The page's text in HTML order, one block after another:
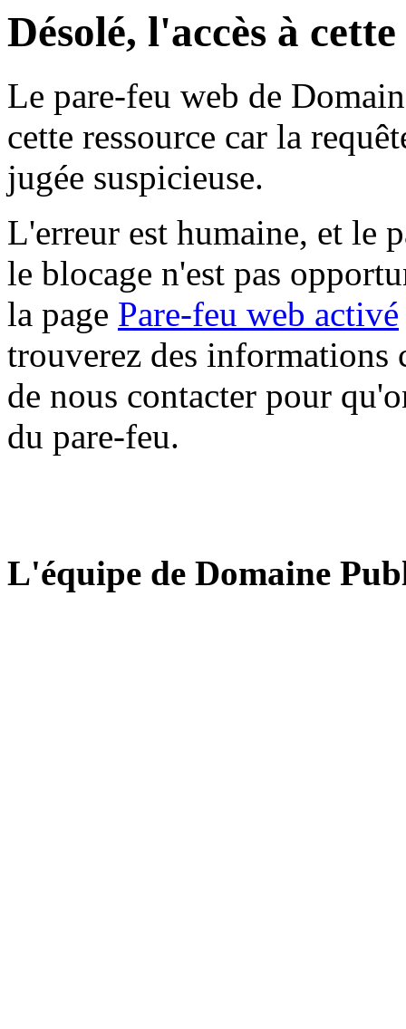
Désolé, l'accès à
Le pare-feu web de
cette ressource car la
jugée suspicieuse.
L'erreur est humaine, et le
le blocage n'est pas
la page Pare-feu web activé
trouverez des informations
de nous contacter pour
du pare-feu.
L'équipe de Domaine